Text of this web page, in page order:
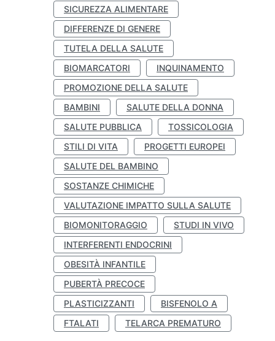
SICUREZZA ALIMENTARE
DIFFERENZE DI GENERE
TUTELA DELLA SALUTE
BIOMARCATORI
INQUINAMENTO
PROMOZIONE DELLA SALUTE
BAMBINI
SALUTE DELLA DONNA
SALUTE PUBBLICA
TOSSICOLOGIA
STILI DI VITA
PROGETTI EUROPEI
SALUTE DEL BAMBINO
SOSTANZE CHIMICHE
VALUTAZIONE IMPATTO SULLA SALUTE
BIOMONITORAGGIO
STUDI IN VIVO
INTERFERENTI ENDOCRINI
OBESITÀ INFANTILE
PUBERTÀ PRECOCE
PLASTICIZZANTI
BISFENOLO A
FTALATI
TELARCA PREMATURO